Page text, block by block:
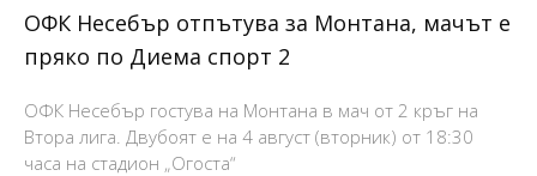
ОФК Несебър отпътува за Монтана, мачът е
пряко по Диема спорт 2
ОФК Несебър гостува на Монтана в мач от 2 кръг на
Втора лига. Двубоят е на 4 август (вторник) от 18:30
часа на стадион „Огоста“